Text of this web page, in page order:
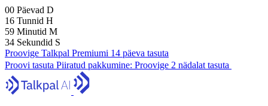
00 Päevad D
16 Tunnid H
59 Minutid M
32 Sekundid S
Proovige Talkpal Premiumi 14 päeva tasuta
Proovi tasuta Piiratud pakkumine: Proovige 2 nädalat tasuta